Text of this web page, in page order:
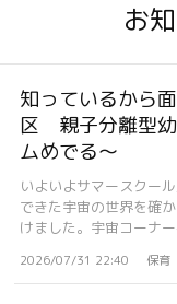
お
知っているから
区 親子分離型
ムめでる〜
いよいよサマースクー
できた宇宙の世界を確
けました。宇宙コーナ
2026/07/31 22:40 保育